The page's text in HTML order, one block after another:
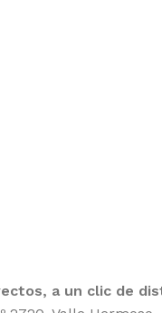
a un clic de